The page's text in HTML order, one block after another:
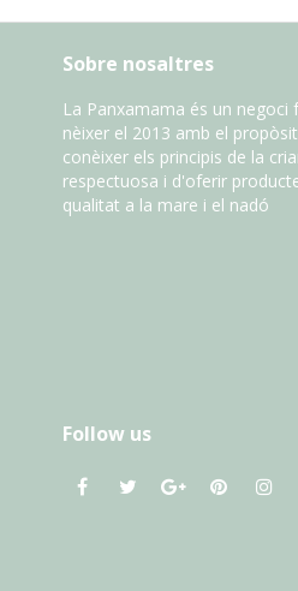
Sobre nosaltres
La Panxamama és un negoci
nèixer el 2013 amb el
conèixer els principis de la
respectuosa i d'oferir
qualitat a la mare i el nadó
Follow us